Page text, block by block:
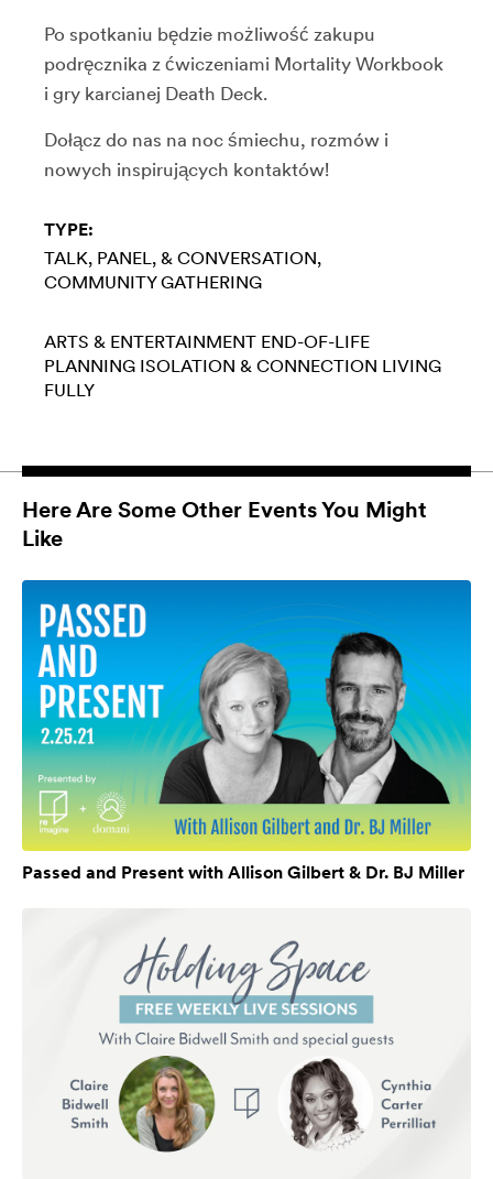
Po spotkaniu będzie możliwość zakupu
podręcznika z ćwiczeniami Mortality Workbook
i gry karcianej Death Deck.
Dołącz do nas na noc śmiechu, rozmów i
nowych inspirujących kontaktów!
TYPE:
TALK, PANEL, & CONVERSATION
COMMUNITY GATHERING
ARTS & ENTERTAINMENT END-OF-LIFE
PLANNING ISOLATION & CONNECTION LIVING
FULLY
Here Are Some Other Events You Might
Like
Passed and Present with Allison Gilbert & Dr. BJ Miller